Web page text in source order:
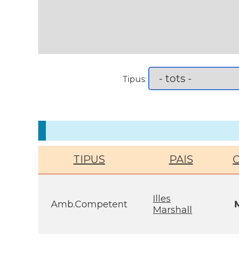
Tipus:
TIPUS PAIS
Amb.Competent
Illes
Marshall